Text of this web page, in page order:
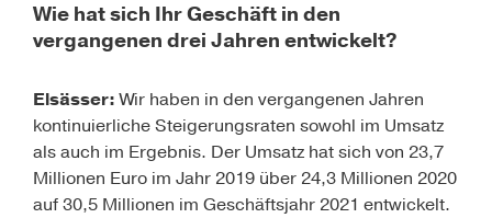
Wie hat sich Ihr Geschäft in den
vergangenen drei Jahren entwickelt?
Elsässer:Wir haben in den vergangenen Jahren
kontinuierliche Steigerungsraten sowohl im Umsatz
als auch im Ergebnis. Der Umsatz hat sich von 23,7
Millionen Euro im Jahr 2019 über 24,3 Millionen 2020
auf 30,5 Millionen im Geschäftsjahr 2021 entwickelt.